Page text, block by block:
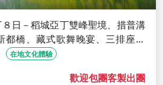
日－稻城亞丁雙峰聖境、措普溝
都橋、藏式歌舞晚宴、三排座椅
在地文化體驗
歡迎包團客製出團